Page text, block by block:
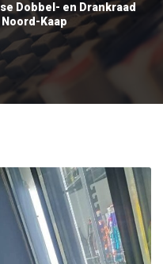
Dobbel- en Drankraad
Kaap